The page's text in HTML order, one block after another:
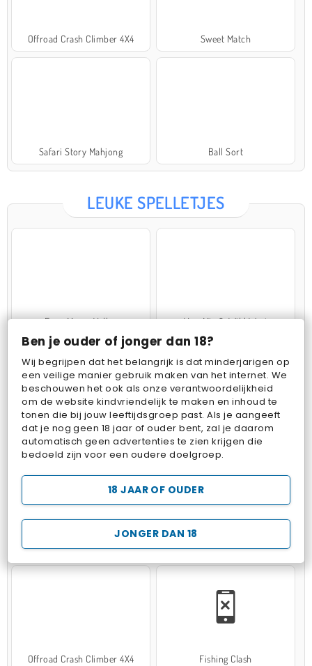
Ben je ouder of jonger dan 18?
Wij begrijpen dat het belangrijk is dat minderjarigen op
een veilige manier gebruik maken van het internet. We
beschouwen het ook als onze verantwoordelijkheid
om de website kindvriendelijk te maken en inhoud te
tonen die bij jouw leeftijdsgroep past. Als je aangeeft
dat je nog geen 18 jaar of ouder bent, zal je daarom
automatisch geen advertenties te zien krijgen die
bedoeld zijn voor een oudere doelgroep.
JONGER DAN 18
18 JAAR OF OUDER
Offroad Crash Climber 4X4 Sweet Match
Safari Story Mahjong Ball Sort
LEUKE SPELLETJES
Farm Merge Valley VegaMix 2: Wild West
Pop Fruit Bubbits
Hospital Surgeon Doctor Game Potion Sort
Offroad Crash Climber 4X4 Fishing Clash